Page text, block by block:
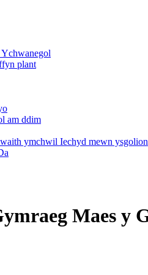
plant
am ddim
ymchwil Iechyd mewn ysgolion
Maes y